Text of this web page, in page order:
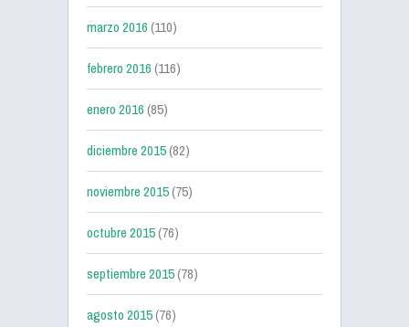
marzo 2016(110)
febrero 2016(116)
enero 2016(85)
diciembre 2015(82)
noviembre 2015(75)
octubre 2015(76)
septiembre 2015(78)
agosto 2015(76)